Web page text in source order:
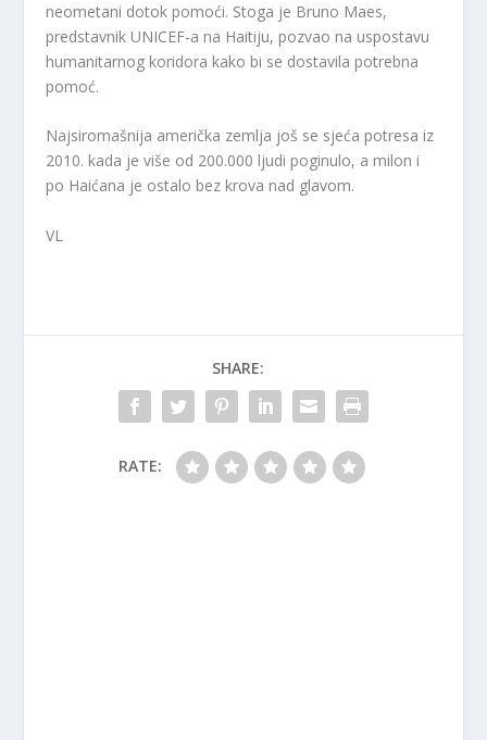
neometani dotok pomoći. Stoga je Bruno Maes,
predstavnik UNICEF-a na Haitiju, pozvao na uspostavu
humanitarnog koridora kako bi se dostavila potrebna
pomoć.
Najsiromašnija američka zemlja još se sjeća potresa iz
2010. kada je više od 200.000 ljudi poginulo, a milon i
po Haićana je ostalo bez krova nad glavom.
VL
SHARE:
RATE: